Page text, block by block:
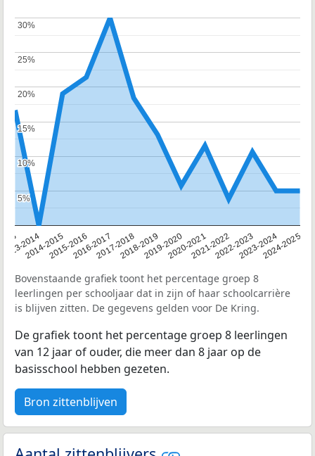
2013-20142014-20152015-20162016-20172017-20182018-20192019-20202020-20212021-20222022-20232023-20242024-2025
5%
5%
10%
10%
15%
15%
20%
20%
25%
25%
30%
30%
Bovenstaande grafiek toont het percentage groep 8
leerlingen per schooljaar dat in zijn of haar schoolcarrière
is blijven zitten. De gegevens gelden voor De Kring.
De grafiek toont het percentage groep 8 leerlingen
van 12 jaar of ouder, die meer dan 8 jaar op de
basisschool hebben gezeten.
Bron zittenblijven